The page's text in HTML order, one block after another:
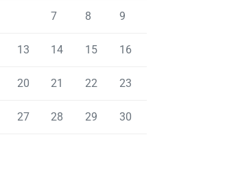
7 8 9
13 14 15 16
20 21 22 23
27 28 29 30